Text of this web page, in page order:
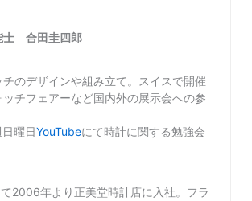
士 合田圭四郎
のデザインや組み立て。スイスで開催
チフェアーなど国内外の展示会への参
曜日YouTubeにて時計に関する勉強会
2006年より正美堂時計店に入社。フラ